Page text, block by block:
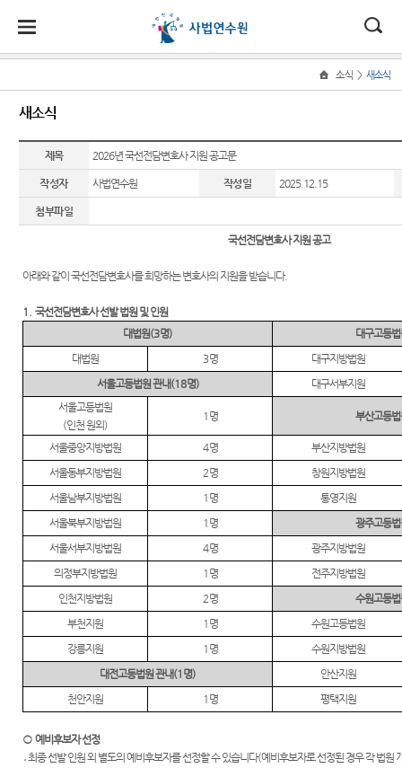
사법
연수
원 소
개
원장 소
개
조직
청사안
내
갤러리
찾아오
시는길
법관
연수
법관연
수
신임법
관연수
교육·
연수
비법관
연수
법실무
교육
법협력
교재 등
발간
법교육
소식·
소통
새소식
채용등
공고
연수원
자주 묻
는 질문
50주
년 역
사관
50주년
역사관
소식 > 새소식
새소식
제목 2026년 국선전담변호사 지원 공고문
작성자 사법연수원 작성일 2025.12.15
첨부파일
국선전담변호사 지원 공고
아래와 같이 국선전담변호사를 희망하는 변호사의 지원을 받습니다.
1.국선전담변호사 선발 법원 및 인원
대법원(3명)
대구고등
대법원
3명
대구지방법원
서울고등법원 관내(18명)
대구서부지원
서울고등법원
(인천 원외)
1 명 부산고등
서울중앙지방법원 4명
부산지방법원
서울동부지방법원
2명
창원지방법원
서울남부지방법원
1 명
통영지원
서울북부지방법원
1 명
광주고등
서울서부지방법원
4명
광주지방법원
의정부지방법원
1 명
전주지방법원
인천지방법원
2명
수원고등
부천지원
1 명
수원고등법원
강릉지원
1 명
수원지방법원
대전고등법원 관내(1 명)
안산지원
천안지원
1 명 평택지원
○예비후보자 선정
․최종 선발 인원 외 별도의 예비후보자를 선정할 수 있습니다(예비후보자로 선정된 경우 각 법원
법
원
연
·소
·50
역
관